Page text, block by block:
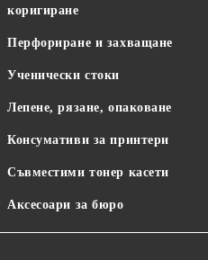
коригиране
Перфориране и захващане
Ученически стоки
Лепене, рязане, опаковане
Консумативи за принтери
Съвместими тонер касети
Аксесоари за бюро